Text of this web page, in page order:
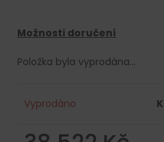
Možnosti doručení
Položka byla vyprodána…
Vyprodáno